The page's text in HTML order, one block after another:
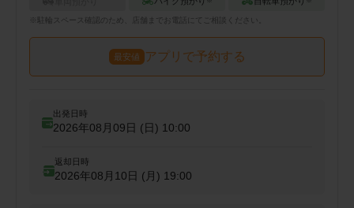
※ スペース確認のため、店舗までお電話にてご相談ください。
最安値 アプリで予約する
出発日時
2026年08月09日 (日) 10:00
返却日時
2026年08月10日 (月) 19:00